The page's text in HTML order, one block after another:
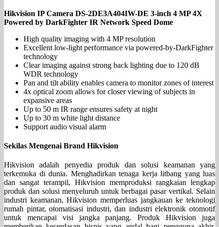
Hikvision IP Camera DS-2DE3A404IW-DE 3-inch 4 MP 4X
Powered by DarkFighter IR Network Speed Dome
High quality imaging with 4 MP resolution
Excellent low-light performance via powered-by-DarkFighter
technology
Clear imaging against strong back lighting due to 120 dB
WDR technology
Pan and tilt ability enables camera to monitor zones of interest
4x optical zoom allows for closer viewing of subjects in
expansive areas
Up to 50 m IR range ensures safety at night
Up to 30 m white light distance
Support audio visual alarm
Sekilas Mengenai Brand Hikvision
Hikvision adalah penyedia produk dan solusi keamanan yang
terkemuka di dunia. Menghadirkan tenaga kerja litbang yang luas
dan sangat terampil, Hikvision memproduksi rangkaian lengkap
produk dan solusi menyeluruh untuk berbagai pasar vertikal. Selain
industri keamanan, Hikvision memperluas jangkauan ke teknologi
rumah pintar, otomatisasi industri, dan industri elektronik otomotif
untuk mencapai visi jangka panjang. Produk Hikvision juga